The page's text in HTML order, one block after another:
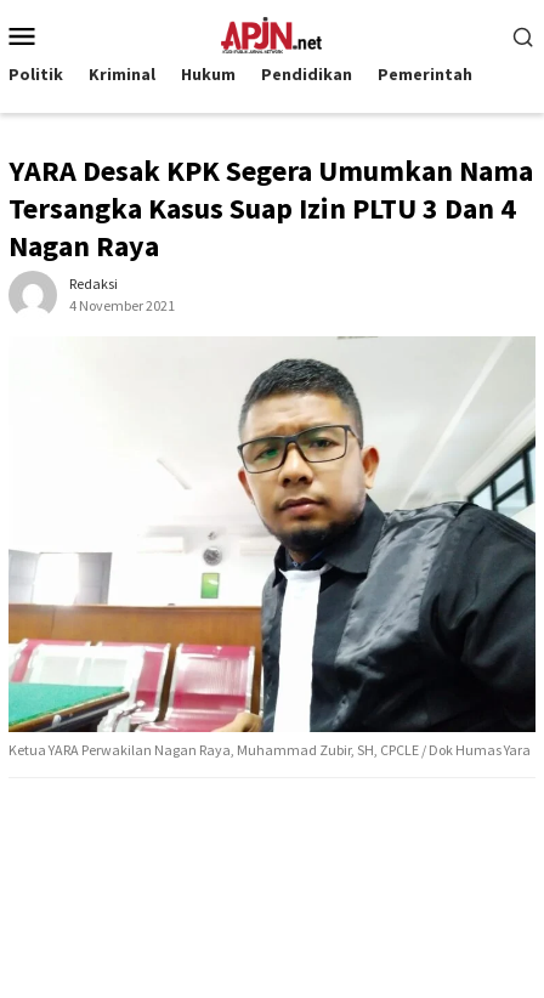
ke
kontenMobile
Politik Kriminal Hukum Pendidikan Pemerintah
YARA Desak KPK Segera Umumkan Nama
Tersangka Kasus Suap Izin PLTU 3 Dan 4
Nagan Raya
Redaksi
4 November 2021
Ketua YARA Perwakilan Nagan Raya, Muhammad Zubir, SH, CPCLE / Dok Humas Yara